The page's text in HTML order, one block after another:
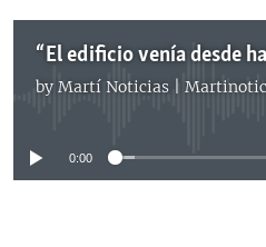
“El edificio venía desde
by Martí Noticias |
No media source
0:00